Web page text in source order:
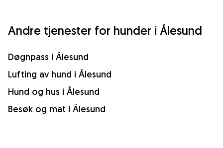
Andre tjenester for hunder i Ålesund
Døgnpass i Ålesund
Lufting av hund i Ålesund
Hund og hus i Ålesund
Besøk og mat i Ålesund